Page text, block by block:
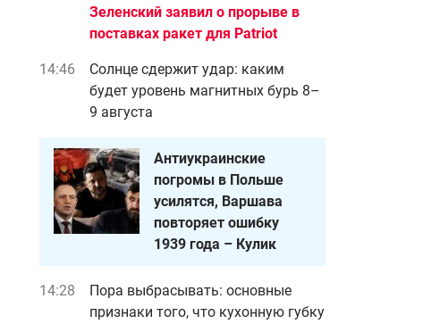
Зеленский заявил о прорыве в
поставках ракет для Patriot
14:46
Солнце сдержит удар: каким
будет уровень магнитных бурь 8–
9 августа
Антиукраинские
погромы в Польше
усилятся, Варшава
повторяет ошибку
1939 года – Кулик
14:28
Пора выбрасывать: основные
признаки того, что кухонную губку